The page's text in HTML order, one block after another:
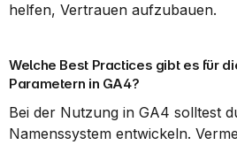
helfen, Vertrauen aufzubauen.
Welche Best Practices gibt es für
Parametern in GA4?
Bei der Nutzung in GA4 solltest
Namenssystem entwickeln.